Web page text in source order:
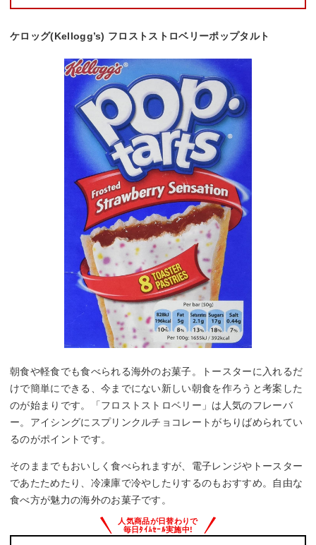
ケロッグ(Kellogg’s) フロストストロベリーポップタルト
朝食や軽食でも食べられる海外のお菓子。トースターに入れるだ
けで簡単にできる、今までにない新しい朝食を作ろうと考案した
のが始まりです。「フロストストロベリー」は人気のフレーバ
ー。アイシングにスプリンクルチョコレートがちりばめられてい
るのがポイントです。
そのままでもおいしく食べられますが、電子レンジやトースター
であたためたり、冷凍庫で冷やしたりするのもおすすめ。自由な
食べ方が魅力の海外のお菓子です。